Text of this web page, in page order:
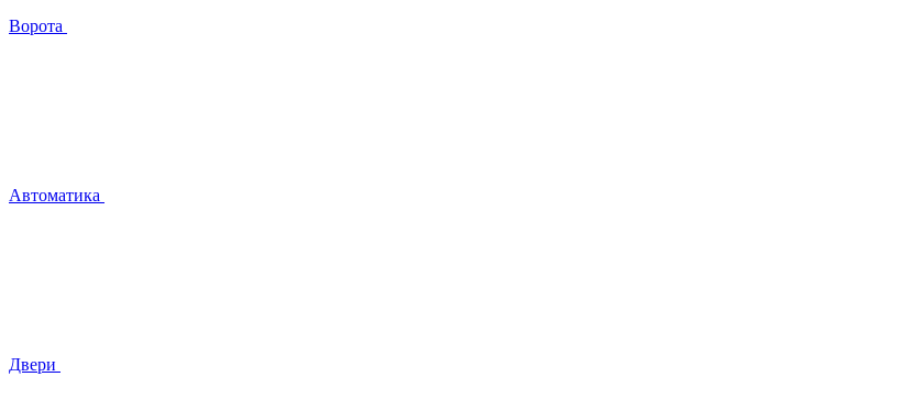
Ворота
Автоматика
Двери